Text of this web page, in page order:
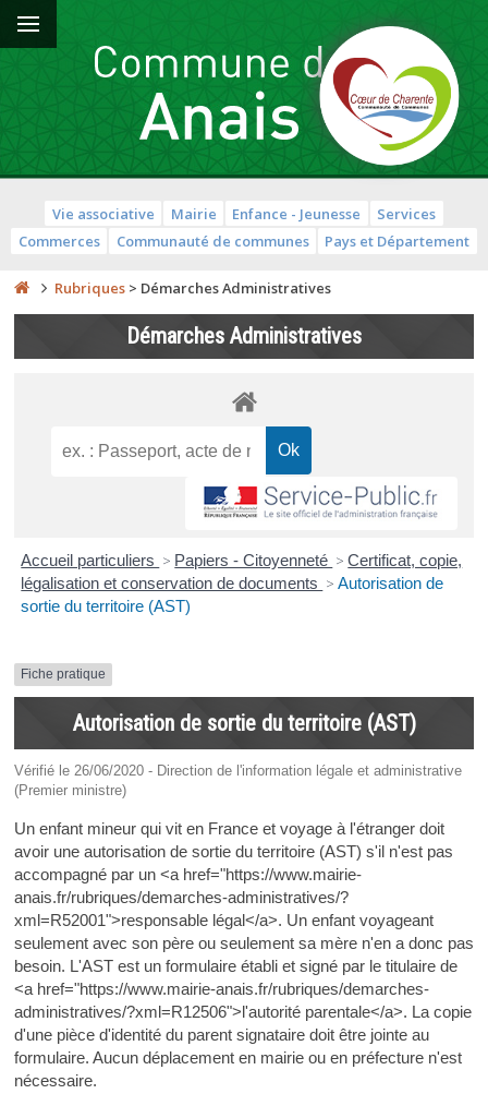
Vie associative Mairie Enfance - Jeunesse
Services
Commerces
Communauté de communes Pays et Département
Rubriques > Démarches Administratives
Démarches Administratives
Accueil particuliers > Papiers - Citoyenneté > Certificat, copie,
légalisation et conservation de documents > Autorisation de
sortie du territoire (AST)
Fiche pratique
Autorisation de sortie du territoire (AST)
Vérifié le 26/06/2020 - Direction de l'information légale et administrative
(Premier ministre)
Un enfant mineur qui vit en France et voyage à l'étranger doit
avoir une autorisation de sortie du territoire (AST) s'il n'est pas
accompagné par un <a href="https://www.mairie-
anais.fr/rubriques/demarches-administratives/?
xml=R52001">responsable légal</a>. Un enfant voyageant
seulement avec son père ou seulement sa mère n'en a donc pas
besoin. L'AST est un formulaire établi et signé par le titulaire de
<a href="https://www.mairie-anais.fr/rubriques/demarches-
administratives/?xml=R12506">l'autorité parentale</a>. La copie
d'une pièce d'identité du parent signataire doit être jointe au
formulaire. Aucun déplacement en mairie ou en préfecture n'est
nécessaire.